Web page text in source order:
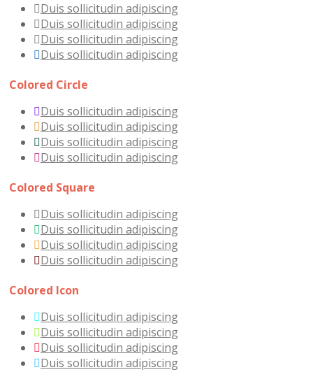
Duis sollicitudin adipiscing
Duis sollicitudin adipiscing
Duis sollicitudin adipiscing
Duis sollicitudin adipiscing
Colored Circle
Duis sollicitudin adipiscing
Duis sollicitudin adipiscing
Duis sollicitudin adipiscing
Duis sollicitudin adipiscing
Colored Square
Duis sollicitudin adipiscing
Duis sollicitudin adipiscing
Duis sollicitudin adipiscing
Duis sollicitudin adipiscing
Colored Icon
Duis sollicitudin adipiscing
Duis sollicitudin adipiscing
Duis sollicitudin adipiscing
Duis sollicitudin adipiscing